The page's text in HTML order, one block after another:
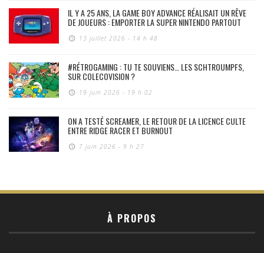
IL Y A 25 ANS, LA GAME BOY ADVANCE RÉALISAIT UN RÊVE
DE JOUEURS : EMPORTER LA SUPER NINTENDO PARTOUT
13 juillet 2026 - 14 h 48
#RÉTROGAMING : TU TE SOUVIENS… LES SCHTROUMPFS,
SUR COLECOVISION ?
19 juin 2026 - 19 h 02
ON A TESTÉ SCREAMER, LE RETOUR DE LA LICENCE CULTE
ENTRE RIDGE RACER ET BURNOUT
7 juin 2026 - 9 h 27
À PROPOS